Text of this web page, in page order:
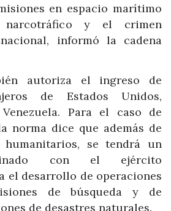
en espacio marítimo
y el crimen
informó la cadena
autoriza el ingreso de
de Estados Unidos,
Para el caso de
norma dice que además de
se tendrá un
con el ejército
el desarrollo de operaciones
de búsqueda y de
de desastres naturales.